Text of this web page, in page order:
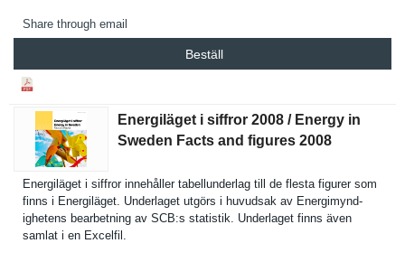
Share through email
Beställ
Energiläget i siffror 2008 / Energy in
Sweden Facts and figures 2008
Energiläge­t i siffror innehåller tabellunde­rlag till de flesta figurer som
finns i Energiläge­t. Underlaget utgörs i huvudsak av Energimynd­
ighetens bearbetnin­g av SCB:s statistik. Underlaget finns även
samlat i en Excelfil.